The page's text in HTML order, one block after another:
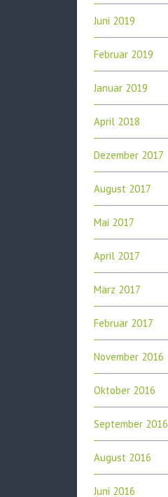
Juni 2019
Februar 2019
Januar 2019
April 2018
Dezember 2017
August 2017
Mai 2017
April 2017
März 2017
Februar 2017
November 2016
Oktober 2016
September 2016
August 2016
Juni 2016